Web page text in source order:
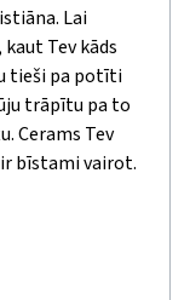
Lai
Tev kāds
tieši pa potīti
trāpītu pa to
Cerams Tev
bīstami vairot.